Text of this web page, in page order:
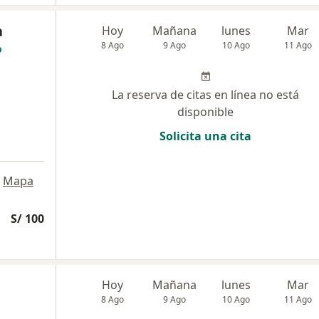
Mapa
S/ 100
Hoy
8 Ago
Mañana
9 Ago
lunes
10 Ago
Mar
11 Ago
La reserva de citas en línea no está
disponible
Solicita una cita
Hoy
8 Ago
Mañana
9 Ago
lunes
10 Ago
Mar
11 Ago